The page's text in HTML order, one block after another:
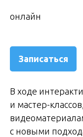
онлайн
Записаться
В ходе
и мастер-
с новыми